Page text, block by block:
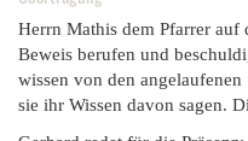
Herrn Mathis dem Pfarrer auf
Beweis berufen und
wissen von den
sie ihr Wissen davon sagen.